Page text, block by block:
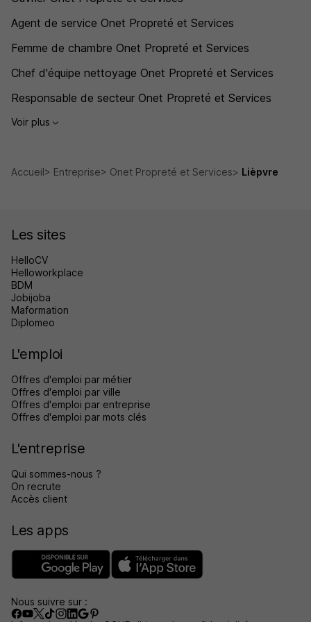
Agent de service Onet Propreté et Services
Femme de chambre Onet Propreté et Services
Chef d'équipe nettoyage Onet Propreté et Services
Responsable de secteur Onet Propreté et Services
Voir plus
Accueil Entreprise Onet Propreté et Services Lièpvre
Les sites
HelloCV
Helloworkplace
BDM
Jobijoba
Maformation
Diplomeo
L'emploi
Offres d'emploi par métier
Offres d'emploi par ville
Offres d'emploi par entreprise
Offres d'emploi par mots clés
L'entreprise
Qui sommes-nous ?
On recrute
Accès client
Les apps
Nous suivre sur :